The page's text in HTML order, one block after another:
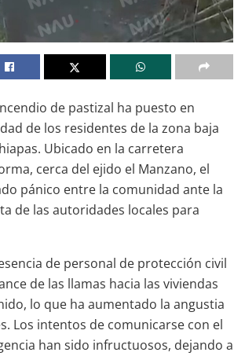
de pastizal ha puesto en
de los residentes de la zona baja
Ubicado en la carretera
cerca del ejido el Manzano, el
pánico entre la comunidad ante la
de las autoridades locales para
de personal de protección civil
de las llamas hacia las viviendas
lo que ha aumentado la angustia
Los intentos de comunicarse con el
han sido infructuosos, dejando a